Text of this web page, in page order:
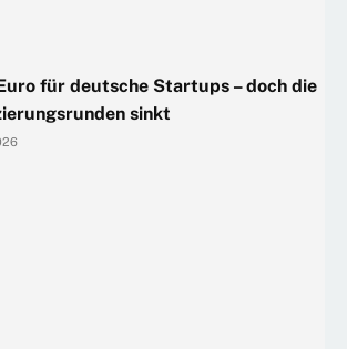
für deutsche Startups – doch die
sinkt